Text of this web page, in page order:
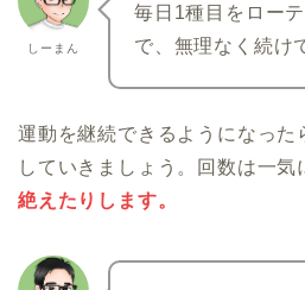
しーまん
毎日1種目をロー
で、無理なく続け
運動を継続できるようになった
していきましょう。回数は一気
絶えたりします。